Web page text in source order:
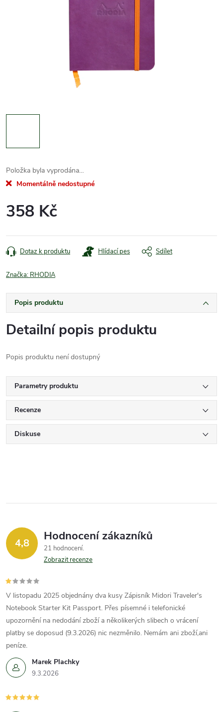
Položka byla vyprodána…
Momentálně nedostupné
358 Kč
cena:
Dotaz k produktu Hlídací pes Sdílet
Značka: RHODIA
Popis produktu
Detailní popis produktu
Popis produktu není dostupný
Parametry produktu
Recenze
Diskuse
4,8 Hodnocení zákazníků
21 hodnocení
Zobrazit recenze
Marek Plachky
9.3.2026
V listopadu 2025 objednány dva kusy Zápisník Midori Traveler's
Notebook Starter Kit Passport. Přes písemné i telefonické
upozornění na nedodání zboží a několikerých slibech o vrácení
platby se doposud (9.3.2026) nic nezměnilo. Nemám ani zboží,ani
peníze.